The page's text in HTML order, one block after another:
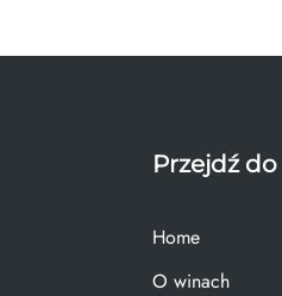
Przejdź do
Home
O winach